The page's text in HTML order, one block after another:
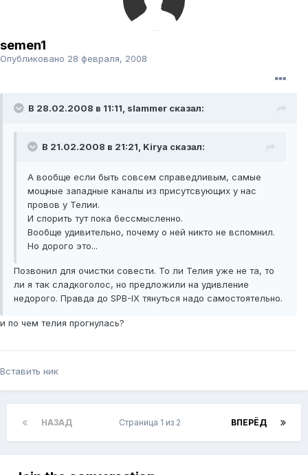
semen1
Опубликовано 28 февраля, 2008
В 28.02.2008 в 11:11, slammer сказал:
В 21.02.2008 в 21:21, Kirya сказал:
А вообще если быть совсем справедливым, самые
мощные западные каналы из присутсвующих у нас
провов у Телии.
И спорить тут пока бессмысленно.
Вообще удивительно, почему о ней никто не вспомнил.
Но дорого это...
Позвонил для очистки совести. То ли Телия уже не та, то
ли я так сладкоголос, но предложили на удивление
недорого. Правда до SPB-IX тянуться надо самостоятельно.
и по чем телия прогнулась?
Вставить ник
НАЗАД ВПЕРЁД
Страница 1 из 2